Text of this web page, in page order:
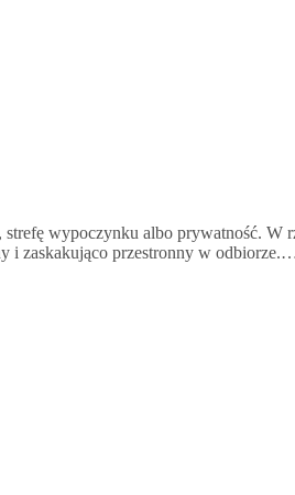
strefę wypoczynku albo prywatność. W
i zaskakująco przestronny w